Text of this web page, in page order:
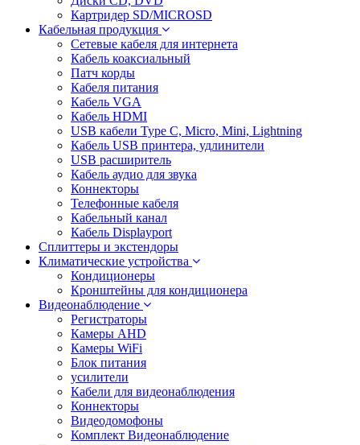
Картридер SD/MICROSD
Кабельная продукция
Сетевые кабеля для интернета
Кабель коаксиальный
Патч корды
Кабеля питания
Кабель VGA
Кабель HDMI
USB кабели Type C, Micro, Mini, Lightning
Кабель USB принтера, удлинители
USB расширитель
Кабель аудио для звука
Коннекторы
Телефонные кабеля
Кабельный канал
Кабель Displayport
Сплиттеры и экстендоры
Климатические устройства
Кондиционеры
Кронштейны для кондиционера
Видеонаблюдение
Регистраторы
Камеры AHD
Камеры WiFi
Блок питания
усилители
Кабели для видеонаблюдения
Коннекторы
Видеодомофоны
Комплект Видеонаблюдение